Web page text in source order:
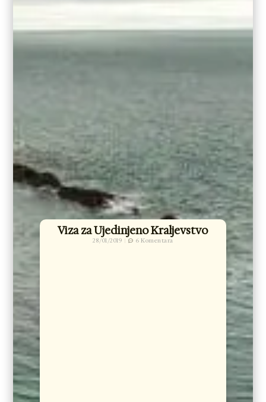
Viza za Ujedinjeno Kraljevstvo
28/01/2019 6 Komentara